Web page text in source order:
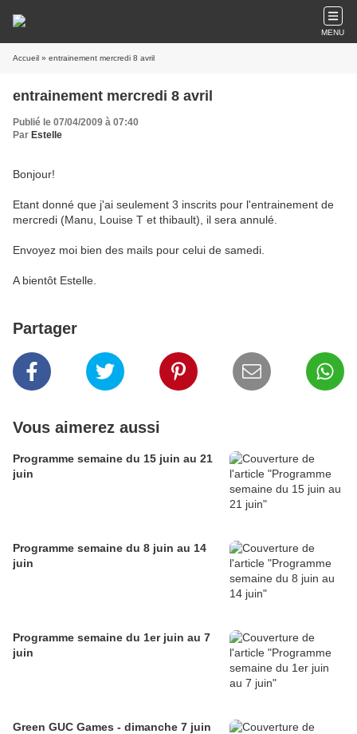
MENU
Accueil » entrainement mercredi 8 avril
entrainement mercredi 8 avril
Publié le 07/04/2009 à 07:40
Par Estelle
Bonjour!
Etant donné que j'ai seulement 3 inscrits pour l'entrainement de
mercredi (Manu, Louise T et thibault), il sera annulé.
Envoyez moi bien des mails pour celui de samedi.
A bientôt Estelle.
Partager
Vous aimerez aussi
Programme semaine du 15 juin au 21
juin
Programme semaine du 8 juin au 14
juin
Programme semaine du 1er juin au 7
juin
Green GUC Games - dimanche 7 juin